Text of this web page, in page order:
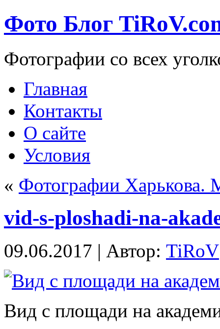
Фото Блог
Фотографии со всех
Главная
Контакты
О сайте
Условия
« Фотографии Харькова.
vid-s-ploshadi-na-
09.06.2017 | Автор: TiRoV
Вид с площади на